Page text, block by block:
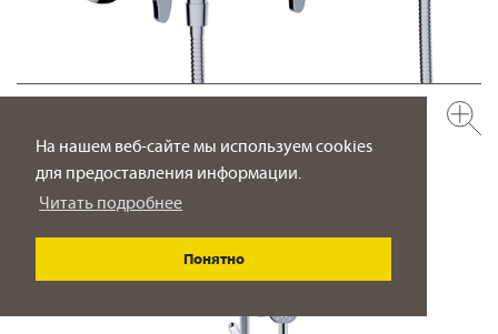
На нашем веб-сайте мы используем cookies
для предоставления информации.
Читать подробнее
Понятно
Смеситель для ванны с душевым гарнитуром ½“
ПОДРОБНО